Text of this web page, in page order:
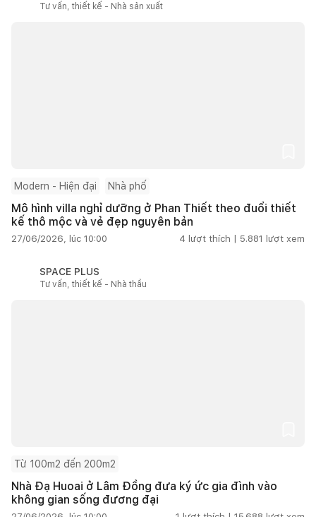
Tư vấn, thiết kế - Nhà sản xuất
Modern - Hiện đại Nhà phố
Mô hình villa nghỉ dưỡng ở Phan Thiết theo đuổi thiết
kế thô mộc và vẻ đẹp nguyên bản
27/06/2026, lúc 10:00 4 lượt thích | 5.881 lượt xem
SPACE PLUS
Tư vấn, thiết kế - Nhà thầu
Từ 100m2 đến 200m2
Nhà Đạ Huoai ở Lâm Đồng đưa ký ức gia đình vào
không gian sống đương đại